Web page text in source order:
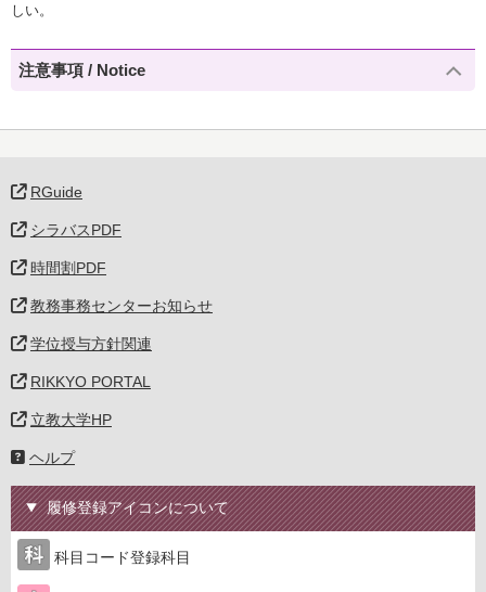
しい。
注意事項 / Notice
RGuide
シラバスPDF
時間割PDF
教務事務センターお知らせ
学位授与方針関連
RIKKYO PORTAL
立教大学HP
ヘルプ
履修登録アイコンについて
科目コード登録科目